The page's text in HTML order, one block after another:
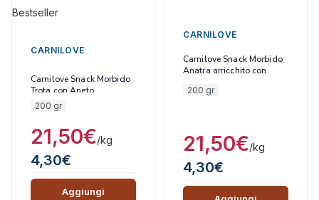
Bestseller
CARNILOVE
Carnilove Snack Morbido
Trota con Aneto
200 gr
4,30€
21,50€/kg
Aggiungi
CARNILOVE
Carnilove Snack Morbido
Anatra arricchito con
200 gr
4,30€
21,50€/kg